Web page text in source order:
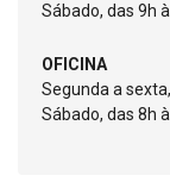
Sábado, das 9h
OFICINA
Segunda a
Sábado, das 8h